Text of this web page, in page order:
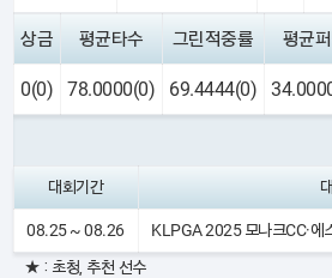
상금 평균타수 그린적중률 평균
0(0) 78.0000(0) 69.4444(0)
대회기간
08.25 ~ 08.26 KLPGA 2025 모나크CC·에
★ : 초청, 추천 선수